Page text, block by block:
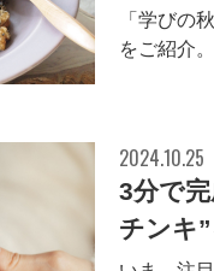
「学びの
をご紹介
2024.10.25
3分で
チンキ